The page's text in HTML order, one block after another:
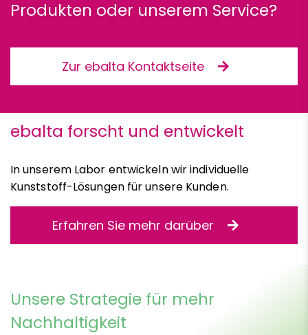
Produkten oder unserem Service?
Zur ebalta Kontaktseite
ebalta forscht und entwickelt
In unserem Labor entwickeln wir individuelle
Kunststoff-Lösungen für unsere Kunden.
Erfahren Sie mehr darüber
Unsere Strategie für mehr
Nachhaltigkeit